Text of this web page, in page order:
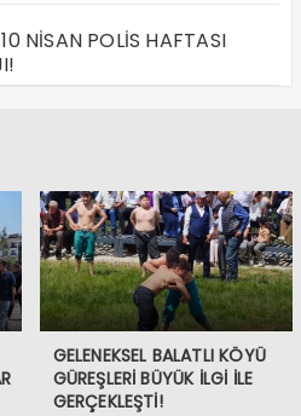
NİSAN POLİS HAFTASI
GELENEKSEL BALATLI KÖYÜ
GÜREŞLERİ BÜYÜK İLGİ İLE
GERÇEKLEŞTİ!